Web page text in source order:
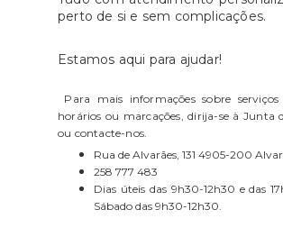
perto de si e sem complicações.
Estamos aqui para ajudar!
Para mais informações sobre serviços
horários ou marcações, dirija-se à Junta
ou contacte-nos.
Rua de Alvarães, 131 4905-200
258 777 483
Dias úteis das 9h30-12h30 e das
Sábado das 9h30-12h30.